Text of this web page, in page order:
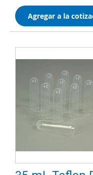
Agregar a la